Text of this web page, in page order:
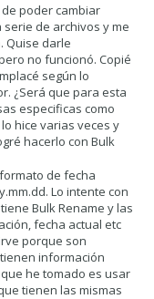
poder cambiar
de archivos y me
Quise darle
no funcionó. Copié
según lo
¿Será que para esta
especificas como
hice varias veces y
hacerlo con Bulk
de fecha
Lo intente con
Bulk Rename y las
fecha actual etc
porque son
información
he tomado es usar
tienen las mismas